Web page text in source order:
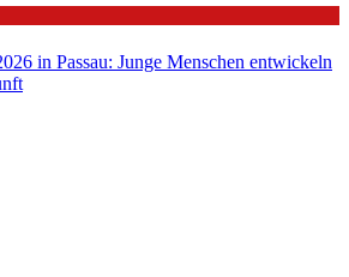
in Passau: Junge Menschen entwickeln